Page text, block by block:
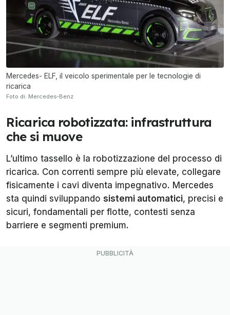
Mercedes- ELF, il veicolo sperimentale per le tecnologie di
ricarica
Foto di: Mercedes-Benz
Ricarica robotizzata: infrastruttura
che si muove
L’ultimo tassello è la robotizzazione del processo di
ricarica. Con correnti sempre più elevate, collegare
fisicamente i cavi diventa impegnativo. Mercedes
sta quindi sviluppando sistemi automatici, precisi e
sicuri, fondamentali per flotte, contesti senza
barriere e segmenti premium.